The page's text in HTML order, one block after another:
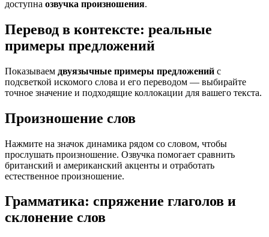
доступна озвучка произношения.
Перевод в контексте: реальные
примеры предложений
Показываем двуязычные примеры предложений с
подсветкой искомого слова и его переводом — выбирайте
точное значение и подходящие коллокации для вашего текста.
Произношение слов
Нажмите на значок динамика рядом со словом, чтобы
прослушать произношение. Озвучка помогает сравнить
британский и американский акценты и отработать
естественное произношение.
Грамматика: спряжение глаголов и
склонение слов